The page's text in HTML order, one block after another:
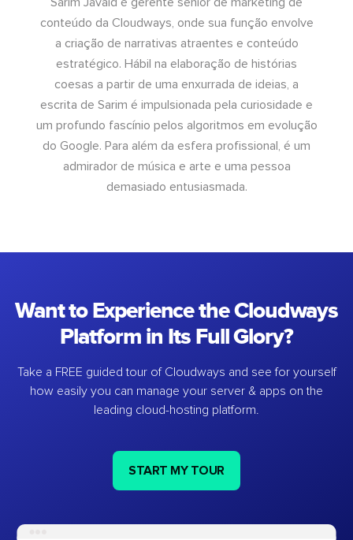
conteúdo da Cloudways, onde sua função envolve
a criação de narrativas atraentes e conteúdo
estratégico. Hábil na elaboração de histórias
coesas a partir de uma enxurrada de ideias, a
escrita de Sarim é impulsionada pela curiosidade e
um profundo fascínio pelos algoritmos em evolução
do Google. Para além da esfera profissional, é um
admirador de música e arte e uma pessoa
demasiado entusiasmada.
Want to Experience the Cloudways
Platform in Its Full Glory?
Take a FREE guided tour of Cloudways and see for yourself
how easily you can manage your server & apps on the
leading cloud-hosting platform.
START MY TOUR